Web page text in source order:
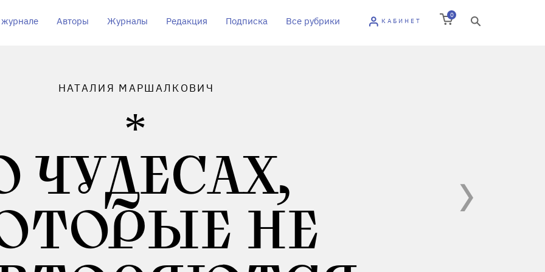
Авторы Журналы Редакция Подписка Все рубрики КАБИНЕТ
0
НАТАЛИЯ МАРШАЛКОВИЧ
ЧУДЕСАХ,
НЕ